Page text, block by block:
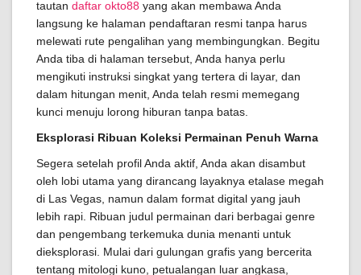
tautan daftar okto88 yang akan membawa Anda
langsung ke halaman pendaftaran resmi tanpa harus
melewati rute pengalihan yang membingungkan. Begitu
Anda tiba di halaman tersebut, Anda hanya perlu
mengikuti instruksi singkat yang tertera di layar, dan
dalam hitungan menit, Anda telah resmi memegang
kunci menuju lorong hiburan tanpa batas.
Eksplorasi Ribuan Koleksi Permainan Penuh Warna
Segera setelah profil Anda aktif, Anda akan disambut
oleh lobi utama yang dirancang layaknya etalase megah
di Las Vegas, namun dalam format digital yang jauh
lebih rapi. Ribuan judul permainan dari berbagai genre
dan pengembang terkemuka dunia menanti untuk
dieksplorasi. Mulai dari gulungan grafis yang bercerita
tentang mitologi kuno, petualangan luar angkasa,